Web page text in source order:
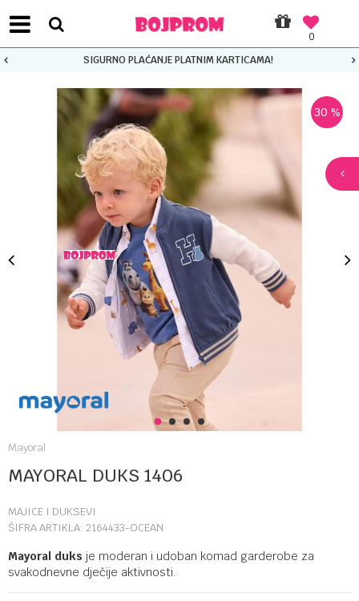
0
SIGURNO PLAĆANJE PLATNIM KARTICAMA!
1 2 3 4
30 %
Mayoral
MAYORAL DUKS 1406
MAJICE I DUKSEVI
ŠIFRA ARTIKLA: 2164433-OCEAN
Mayoral duks je moderan i udoban komad garderobe za
svakodnevne dječije aktivnosti.